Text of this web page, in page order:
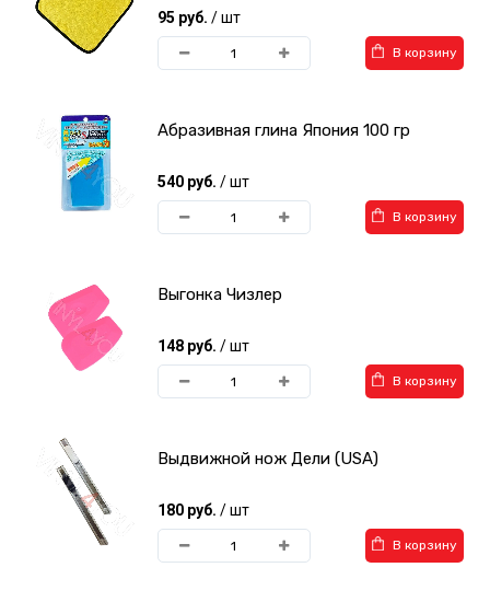
95 руб. / шт
В корзину
Абразивная глина Япония 100 гр
540 руб. / шт
В корзину
Выгонка Чизлер
148 руб. / шт
В корзину
Выдвижной нож Дели (USA)
180 руб. / шт
В корзину